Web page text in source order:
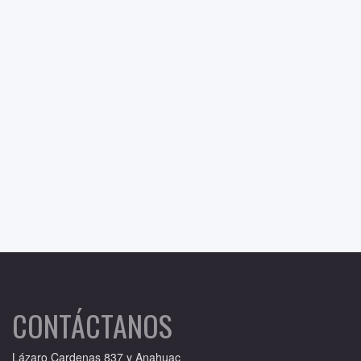
CONTÁCTANOS
Lázaro Cardenas 837 y Anahuac